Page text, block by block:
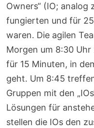
Owners“ (IO; analog
fungierten und für
waren. Die agilen
Morgen um 8:30
für 15 Minuten, in
geht. Um 8:45
Gruppen mit den
Lösungen für
stellen die IOs den